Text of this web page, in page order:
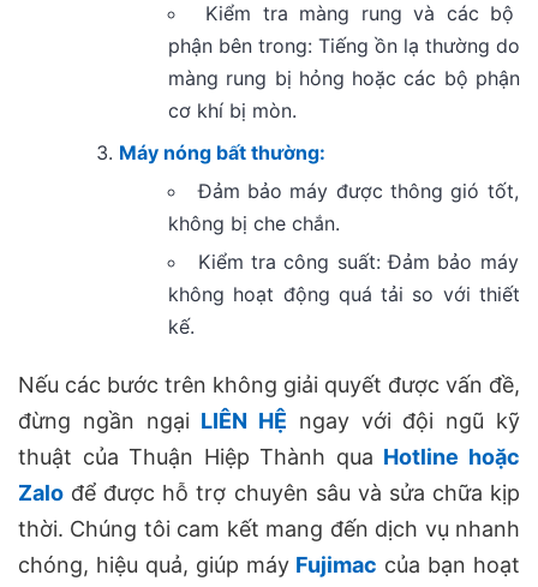
Kiểm tra màng rung và các bộ
phận bên trong: Tiếng ồn lạ thường do
màng rung bị hỏng hoặc các bộ phận
cơ khí bị mòn.
Máy nóng bất thường:
Đảm bảo máy được thông gió tốt,
không bị che chắn.
Kiểm tra công suất: Đảm bảo máy
không hoạt động quá tải so với thiết
kế.
Nếu các bước trên không giải quyết được vấn đề,
đừng ngần ngại LIÊN HỆ ngay với đội ngũ kỹ
thuật của Thuận Hiệp Thành qua Hotline hoặc
Zalo để được hỗ trợ chuyên sâu và sửa chữa kịp
thời. Chúng tôi cam kết mang đến dịch vụ nhanh
chóng, hiệu quả, giúp máy Fujimac của bạn hoạt